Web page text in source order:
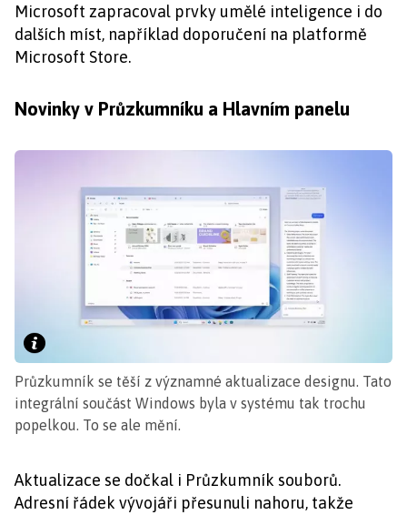
Microsoft zapracoval prvky umělé inteligence i do
dalších míst, například doporučení na platformě
Microsoft Store.
Novinky v Průzkumníku a Hlavním panelu
Průzkumník se těší z významné aktualizace designu. Tato
integrální součást Windows byla v systému tak trochu
popelkou. To se ale mění.
Aktualizace se dočkal i Průzkumník souborů.
Adresní řádek vývojáři přesunuli nahoru, takže